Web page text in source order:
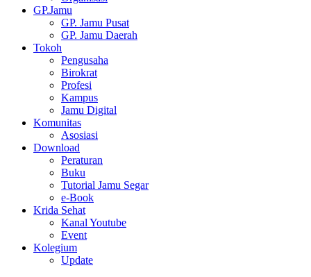
GP.Jamu
GP. Jamu Pusat
GP. Jamu Daerah
Tokoh
Pengusaha
Birokrat
Profesi
Kampus
Jamu Digital
Komunitas
Asosiasi
Download
Peraturan
Buku
Tutorial Jamu Segar
e-Book
Krida Sehat
Kanal Youtube
Event
Kolegium
Update